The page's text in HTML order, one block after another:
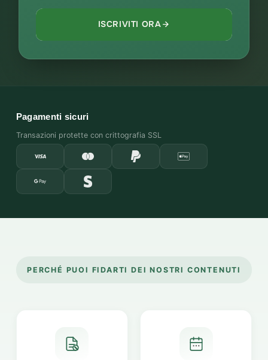
ISCRIVITI ORA
Pagamenti sicuri
Transazioni protette con crittografia SSL
PERCHÉ PUOI FIDARTI DEI NOSTRI CONTENUTI